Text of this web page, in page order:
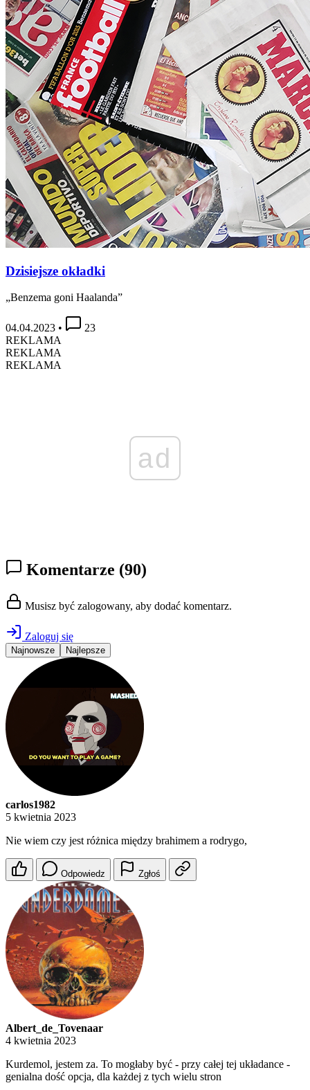
Dzisiejsze okładki
„Benzema goni Haalanda”
04.04.2023 •
23
REKLAMA
REKLAMA
REKLAMA
ad
Komentarze (90)
Musisz być zalogowany, aby dodać komentarz.
Zaloguj się
Najnowsze Najlepsze
carlos1982
5 kwietnia 2023
Nie wiem czy jest różnica między brahimem a rodrygo,
Odpowiedz Zgłoś
Albert_de_Tovenaar
4 kwietnia 2023
Kurdemol, jestem za. To mogłaby być - przy całej tej układance -
genialna dość opcja, dla każdej z tych wielu stron